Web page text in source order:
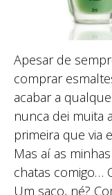
Apesar de
comprar
acabar a
nunca dei muita
primeira que via
Mas aí as
chatas comigo…
Um saco, né?